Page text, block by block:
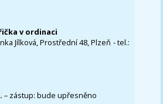
v ordinaci
Jílková, Prostřední 48, Plzeň - tel.:
– zástup: bude upřesněno